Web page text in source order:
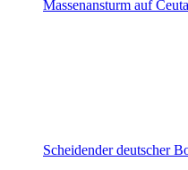
Massenansturm auf
Scheidender deutscher